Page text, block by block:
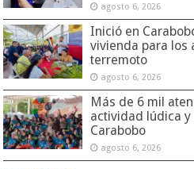
agosto 6, 2026
Inició en
vivienda para los
terremoto
agosto 6, 2026
Más de 6 mil
actividad lúdica y
Carabobo
agosto 6, 2026